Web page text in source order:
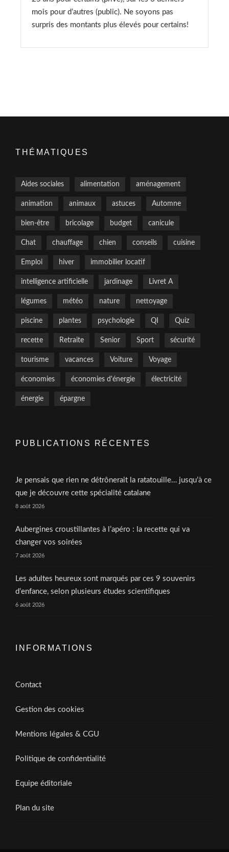
mois pour d’autres (public). Ne soyons pas
surpris des montants plus élevés pour certains!
THÉMATIQUES
Aides sociales alimentation aménagement
animation animaux astuces Automne
bien-être bricolage budget canicule
Chat chauffage chien conseils cuisine
Emploi hiver immobilier locatif
intelligence artificielle jardinage Livret A
légumes météo nature nettoyage
piscine plantes psychologie QI Quiz
recette Retraite Senior Sport sécurité
tourisme vacances Voiture Voyage
économies économies d'énergie électricité
énergie épargne
PUBLICATIONS RÉCENTES
Je pensais que rien ne détrônerait la ratatouille… jusqu’à ce
que je découvre cette spécialité catalane
8 août 2026
Aubergines croustillantes à l’apéro : la recette qui va
changer vos soirées
7 août 2026
Les adultes heureux sont marqués par ces 9 souvenirs
d’enfance, selon plusieurs études scientifiques
6 août 2026
INFORMATIONS
Contact
Gestion des cookies
Mentions légales & CGU
Politique de confidentialité
Equipe éditoriale
Plan du site